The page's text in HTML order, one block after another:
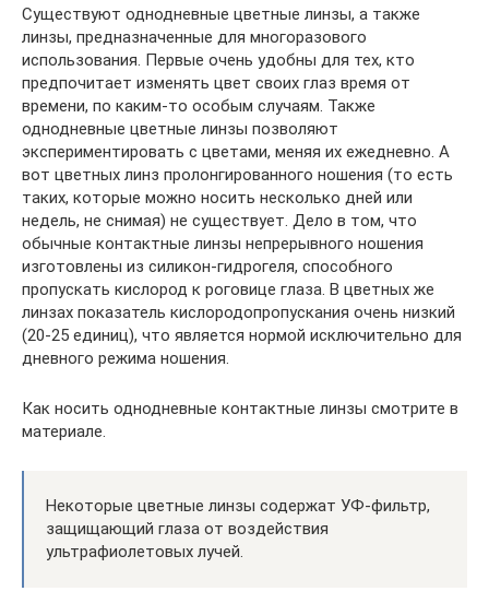
Существуют однодневные цветные линзы, а также
линзы, предназначенные для многоразового
использования. Первые очень удобны для тех, кто
предпочитает изменять цвет своих глаз время от
времени, по каким-то особым случаям. Также
однодневные цветные линзы позволяют
экспериментировать с цветами, меняя их ежедневно. А
вот цветных линз пролонгированного ношения (то есть
таких, которые можно носить несколько дней или
недель, не снимая) не существует. Дело в том, что
обычные контактные линзы непрерывного ношения
изготовлены из силикон-гидрогеля, способного
пропускать кислород к роговице глаза. В цветных же
линзах показатель кислородопропускания очень низкий
(20-25 единиц), что является нормой исключительно для
дневного режима ношения.
Как носить однодневные контактные линзы смотрите в
материале.
Некоторые цветные линзы содержат УФ-фильтр,
защищающий глаза от воздействия
ультрафиолетовых лучей.